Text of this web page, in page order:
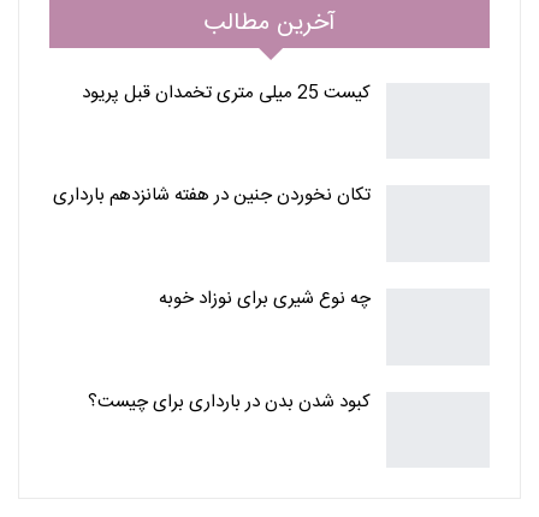
آخرین مطالب
کیست 25 میلی متری تخمدان قبل پریود
تکان نخوردن جنین در هفته شانزدهم بارداری
چه نوع شیری برای نوزاد خوبه
کبود شدن بدن در بارداری برای چیست؟